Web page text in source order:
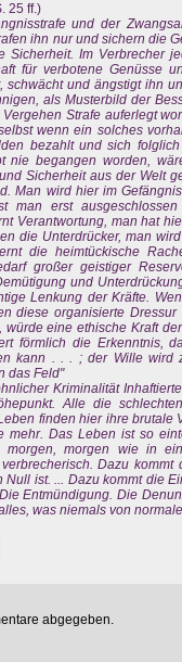
25 ff.)
und der
ihn nur und sichern die
Sicherheit. Im Verbrecher
für verbotene Genüsse
schwächt und ängstigt ihn
als Musterbild der
Strafe auferlegt
wenn ein solches
bezahlt und sich
nie begangen worden,
Sicherheit aus der Welt
Man wird hier im
man erst
Verantwortung, man hat
die Unterdrücker, man
die heimtückische
großer geistiger
und
Lenkung der Kräfte.
diese organisierte
eine ethische Kraft
förmlich die Erkenntnis,
kann . . . ; der Wille wird
das Feld"
Kriminalität
Alle die
finden hier ihre
mehr. Das Leben ist so
morgen wie in
Dazu
Null ist. ... Dazu kommt die
Entmündigung. Die
was niemals von
abgegeben.